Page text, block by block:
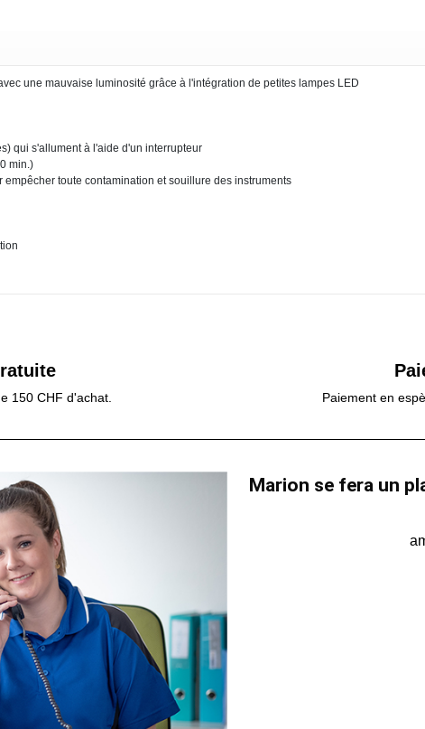
une mauvaise luminosité grâce à l'intégration de petites lampes LED
qui s'allument à l'aide d'un interrupteur
min.)
toute contamination et souillure des instruments
150 CHF d'achat. Paiement en
Marion se fera un